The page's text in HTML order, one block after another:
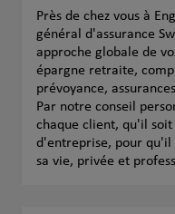
Près de chez vous à
général d'assurance
approche globale de
épargne retraite,
prévoyance,
Par notre conseil
chaque client, qu'il
d'entreprise, pour qu'il
sa vie, privée et